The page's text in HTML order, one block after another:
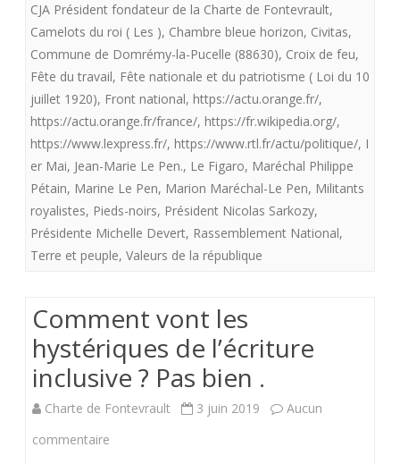
Le
Pen,
Jeanne
d
‘Arc
et
royalistes.
CJA Président fondateur de la Charte de Fontevrault,
Camelots du roi ( Les ), Chambre bleue horizon, Civitas,
Commune de Domrémy-la-Pucelle (88630), Croix de feu,
Fête du travail, Fête nationale et du patriotisme ( Loi du 10
juillet 1920), Front national, https://actu.orange.fr/,
https://actu.orange.fr/france/, https://fr.wikipedia.org/,
https://www.lexpress.fr/, https://www.rtl.fr/actu/politique/, I
er Mai, Jean-Marie Le Pen., Le Figaro, Maréchal Philippe
Pétain, Marine Le Pen, Marion Maréchal-Le Pen, Militants
royalistes, Pieds-noirs, Président Nicolas Sarkozy,
Présidente Michelle Devert, Rassemblement National,
Terre et peuple, Valeurs de la république
Comment vont les
hystériques de l’écriture
inclusive ? Pas bien .
Charte de Fontevrault 3 juin 2019
Aucun
commentaire